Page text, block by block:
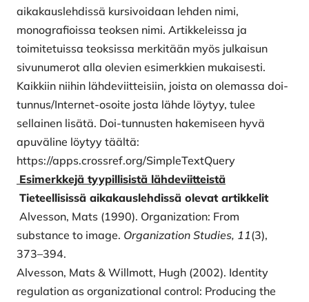
aikakauslehdissä kursivoidaan lehden nimi,
monografioissa teoksen nimi. Artikkeleissa ja
toimitetuissa teoksissa merkitään myös julkaisun
sivunumerot alla olevien esimerkkien mukaisesti.
Kaikkiin niihin lähdeviitteisiin, joista on olemassa doi-
tunnus/Internet-osoite josta lähde löytyy, tulee
sellainen lisätä. Doi-tunnusten hakemiseen hyvä
apuväline löytyy täältä:
https://apps.crossref.org/SimpleTextQuery
Esimerkkejä tyypillisistä lähdeviitteistä
Tieteellisissä aikakauslehdissä olevat artikkelit
Alvesson, Mats (1990). Organization: From
substance to image. Organization Studies, 11(3),
373–394.
Alvesson, Mats & Willmott, Hugh (2002). Identity
regulation as organizational control: Producing the